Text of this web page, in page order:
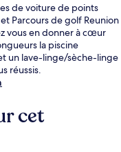
de voiture de points
Parcours de golf Reunion
vous en donner à cœur
la piscine
un lave-linge/sèche-linge
réussis.
cet